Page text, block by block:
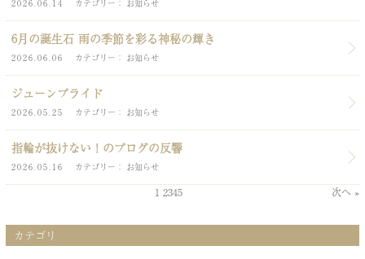
2026.06.14 カテゴリー お知らせ
6月の誕生石 雨の季節を彩る神秘の輝き
2026.06.06 カテゴリー お知らせ
ジューンブライド
2026.05.25 カテゴリー お知らせ
指輪が抜けない！のブログの反響
2026.05.16 カテゴリー お知らせ
1 2345 次へ »
カテゴリ